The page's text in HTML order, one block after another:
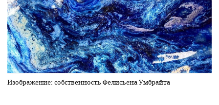
Изображение: собственность Фелисьена Умбрайта